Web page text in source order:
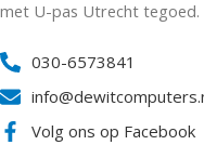
met U-pas Utrecht tegoed.
030-6573841
Volg ons op Facebook